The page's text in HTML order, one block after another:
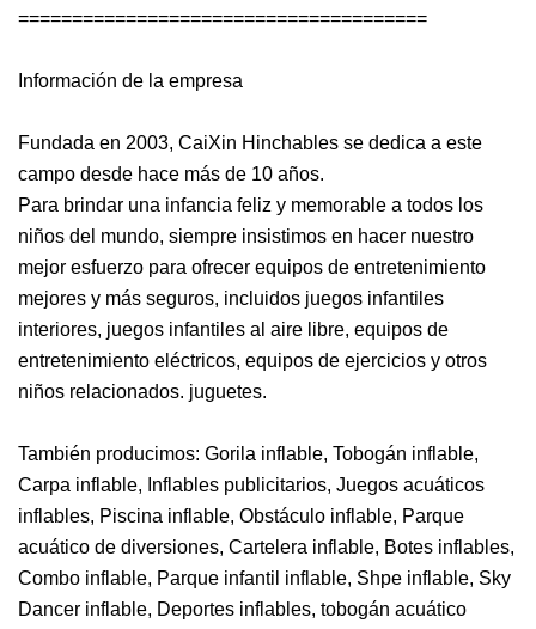
======================================
Información de la empresa
Fundada en 2003, CaiXin Hinchables se dedica a este
campo desde hace más de 10 años.
Para brindar una infancia feliz y memorable a todos los
niños del mundo, siempre insistimos en hacer nuestro
mejor esfuerzo para ofrecer equipos de entretenimiento
mejores y más seguros, incluidos juegos infantiles
interiores, juegos infantiles al aire libre, equipos de
entretenimiento eléctricos, equipos de ejercicios y otros
niños relacionados. juguetes.
También producimos: Gorila inflable, Tobogán inflable,
Carpa inflable, Inflables publicitarios, Juegos acuáticos
inflables, Piscina inflable, Obstáculo inflable, Parque
acuático de diversiones, Cartelera inflable, Botes inflables,
Combo inflable, Parque infantil inflable, Shpe inflable, Sky
Dancer inflable, Deportes inflables, tobogán acuático